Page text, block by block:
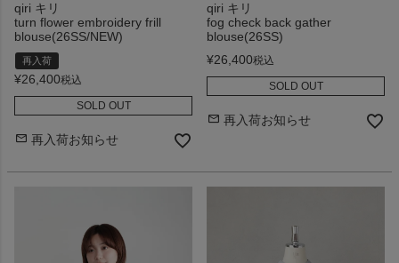
qiri キリ
turn flower embroidery frill
blouse(26SS/NEW)
再入荷
¥26,400税込
SOLD OUT
再入荷お知らせ
qiri キリ
fog check back gather
blouse(26SS)
¥26,400税込
SOLD OUT
再入荷お知らせ